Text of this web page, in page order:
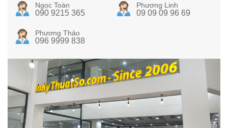
Ngọc Toàn
090 9215 365
Phương Linh
09 09 09 96 69
Phương Thảo
096 9999 838